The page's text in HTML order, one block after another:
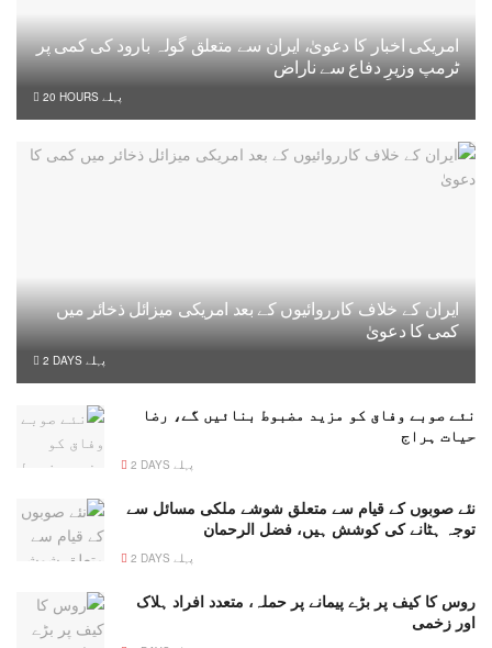
امریکی اخبار کا دعویٰ، ایران سے متعلق گولہ بارود کی کمی پر
ٹرمپ وزیرِ دفاع سے ناراض
20 HOURS پہلے
ایران کے خلاف کارروائیوں کے بعد امریکی میزائل ذخائر میں
کمی کا دعویٰ
2 DAYS پہلے
نئے صوبے وفاق کو مزید مضبوط بنائیں گے، رضا
حیات ہراج
2 DAYS پہلے
نئے صوبوں کے قیام سے متعلق شوشے ملکی مسائل سے
توجہ ہٹانے کی کوشش ہیں، فضل الرحمان
2 DAYS پہلے
روس کا کیف پر بڑے پیمانے پر حملہ، متعدد افراد ہلاک
اور زخمی